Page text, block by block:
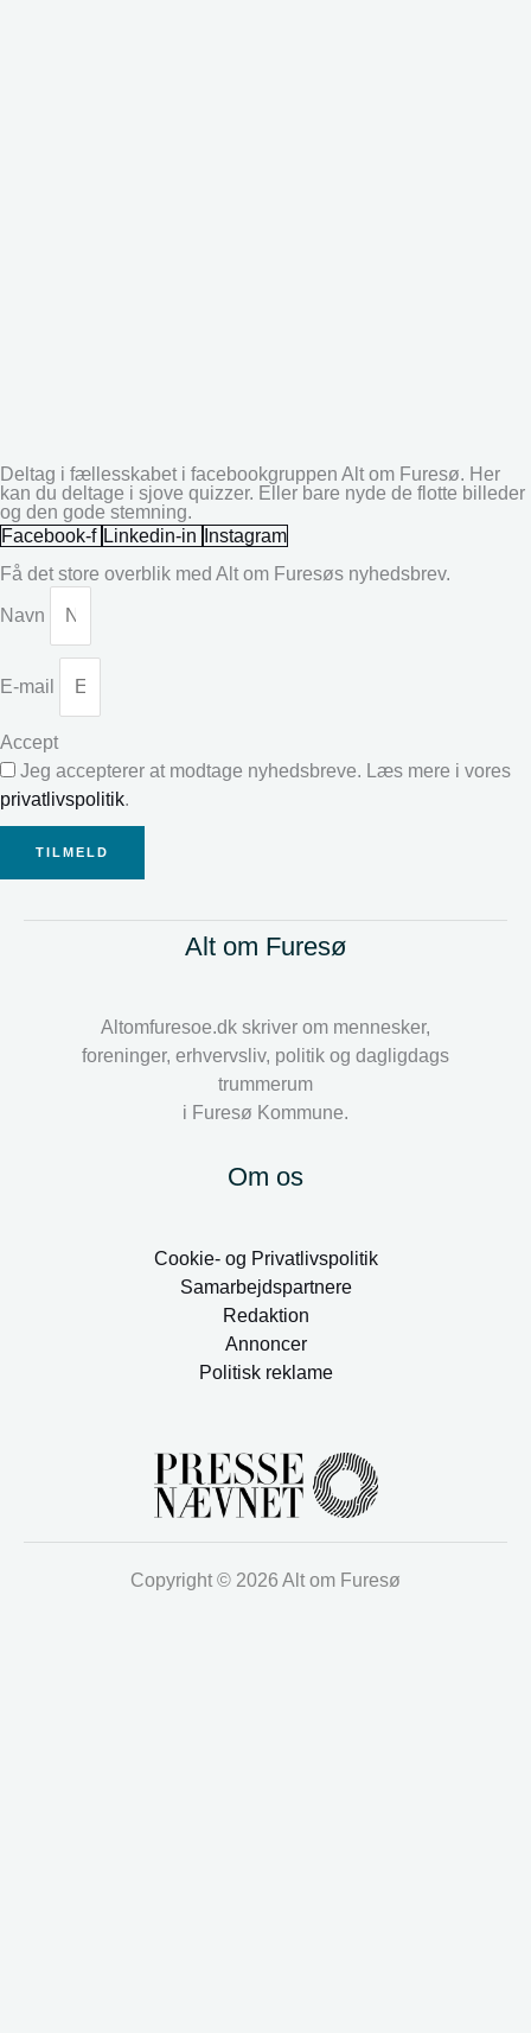
Deltag i fællesskabet i facebookgruppen Alt om Furesø. Her
kan du deltage i sjove quizzer. Eller bare nyde de flotte billeder
og den gode stemning.
Facebook-f Linkedin-in
Instagram
Få det store overblik med Alt om Furesøs nyhedsbrev.
Navn
E-mail
Accept
Jeg accepterer at modtage nyhedsbreve. Læs mere i vores
privatlivspolitik.
TILMELD
Alt om Furesø
Altomfuresoe.dk skriver om mennesker,
foreninger, erhvervsliv, politik og dagligdags
trummerum
i Furesø Kommune.
Om os
Cookie- og Privatlivspolitik
Samarbejdspartnere
Redaktion
Annoncer
Politisk reklame
Copyright © 2026 Alt om Furesø